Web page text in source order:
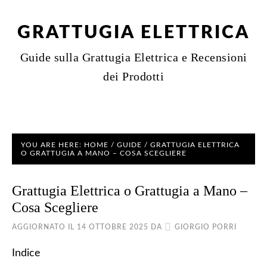
GRATTUGIA ELETTRICA
Guide sulla Grattugia Elettrica e Recensioni
dei Prodotti
YOU ARE HERE: HOME / GUIDE / GRATTUGIA ELETTRICA
O GRATTUGIA A MANO – COSA SCEGLIERE
Grattugia Elettrica o Grattugia a Mano –
Cosa Scegliere
AGGIORNATO IL 14 OTTOBRE 2025 DA GIORGIO PORRI
Indice